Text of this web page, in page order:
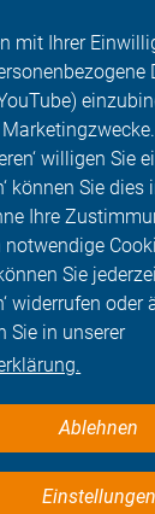
mit Ihrer
willigen Sie
können Sie dies
Ihre
Sie
widerrufen oder
Sie in unserer
Ablehnen
Einstellungen
Ruppin